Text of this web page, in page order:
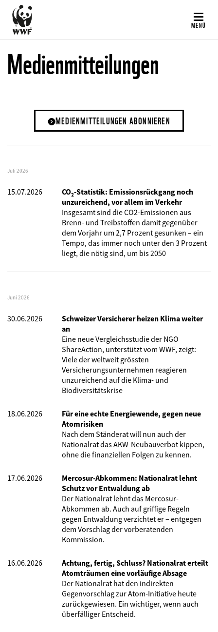
Direkt
zum
Inhalt
MENÜ
Medienmitteilungen
MEDIENMITTEILUNGEN ABONNIEREN
Juli 2026
15.07.2026
CO₂-Statistik: Emissionsrückgang noch
unzureichend, vor allem im Verkehr
Insgesamt sind die CO2-Emissionen aus
Brenn- und Treibstoffen damit gegenüber
dem Vorjahr um 2,7 Prozent gesunken – ein
Tempo, das immer noch unter den 3 Prozent
liegt, die nötig sind, um bis 2050
Juni 2026
30.06.2026
Schweizer Versicherer heizen Klima weiter
an
Eine neue Vergleichsstudie der NGO
ShareAction, unterstützt vom WWF, zeigt:
Viele der weltweit grössten
Versicherungsunternehmen reagieren
unzureichend auf die Klima- und
Biodiversitätskrise
18.06.2026
Für eine echte Energiewende, gegen neue
Atomrisiken
Nach dem Ständerat will nun auch der
Nationalrat das AKW-Neubauverbot kippen,
ohne die finanziellen Folgen zu kennen.
17.06.2026
Mercosur-Abkommen: Nationalrat lehnt
Schutz vor Entwaldung ab
Der Nationalrat lehnt das Mercosur-
Abkommen ab. Auch auf griffige Regeln
gegen Entwaldung verzichtet er – entgegen
dem Vorschlag der vorberatenden
Kommission.
16.06.2026
Achtung, fertig, Schluss? Nationalrat erteilt
Atomträumen eine vorläufige Absage
Der Nationalrat hat den indirekten
Gegenvorschlag zur Atom-Initiative heute
zurückgewiesen. Ein wichtiger, wenn auch
überfälliger Entscheid.